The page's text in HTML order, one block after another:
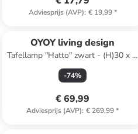
Adviesprijs (AVP): € 19,99*
OYOY living design
Tafellamp "Hatto" zwart - (H)30 x Ø
41 cm
-74%
€ 69,99
Adviesprijs (AVP): € 269,99*